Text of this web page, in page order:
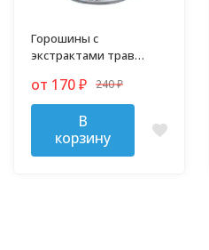
Горошины с
экстрактами трав
простуды и кашля
от 170 ₽ 240₽
В
корзину